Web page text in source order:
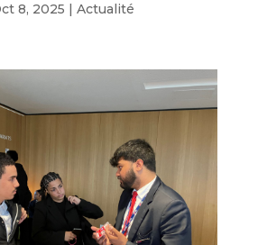
8, 2025 | Actualité